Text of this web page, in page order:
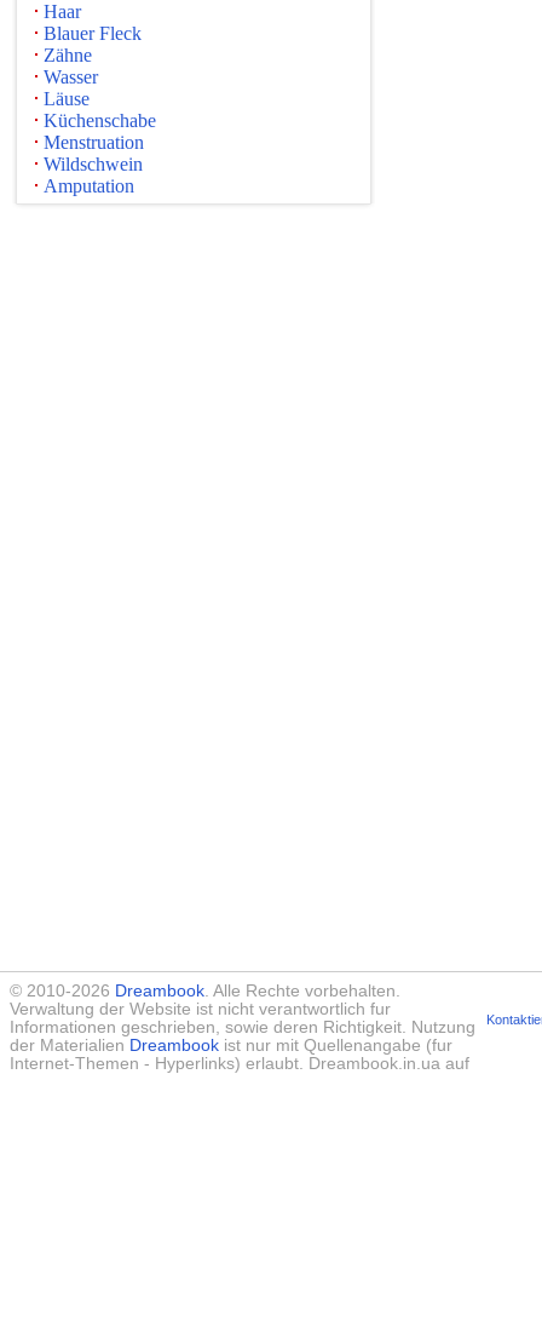
Haar
Blauer Fleck
Zähne
Wasser
Läuse
Küchenschabe
Menstruation
Wildschwein
Amputation
© 2010-2026 Dreambook. Alle Rechte vorbehalten.
Verwaltung der Website ist nicht verantwortlich fur
Informationen geschrieben, sowie deren Richtigkeit. Nutzung
der Materialien Dreambook ist nur mit Quellenangabe (fur
Internet-Themen - Hyperlinks) erlaubt. Dreambook.in.ua auf